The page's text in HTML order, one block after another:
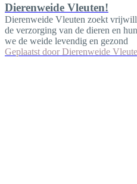
Dierenweide Vleuten!
Dierenweide Vleuten zoekt
de verzorging van de dieren en
we de weide levendig en gezond
Geplaatst door Dierenweide